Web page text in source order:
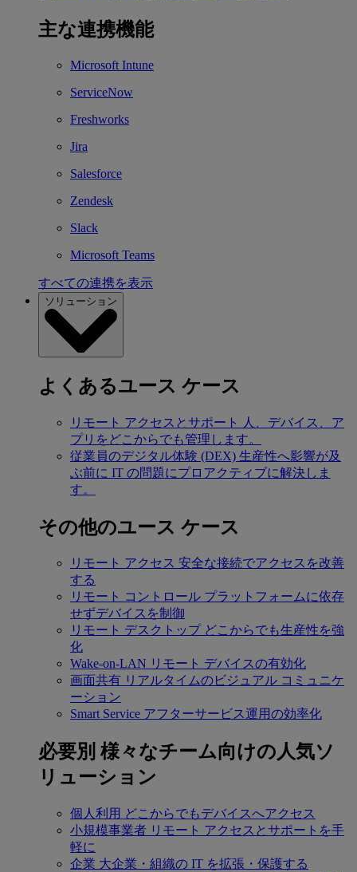
主な連携機能
Microsoft Intune
ServiceNow
Freshworks
Jira
Salesforce
Zendesk
Slack
Microsoft Teams
すべての連携を表示
ソリューション
よくあるユース ケース
リモート アクセスとサポート
人、デバイス、ア
プリをどこからでも管理します。
従業員のデジタル体験 (DEX) 生産性へ影響が及
ぶ前に IT の問題にプロアクティブに解決しま
す。
その他のユース ケース
リモート アクセス 安全な接続でアクセスを改善
する
リモート コントロール プラットフォームに依存
せずデバイスを制御
リモート デスクトップ どこからでも生産性を強
化
Wake-on-LAN リモート デバイスの有効化
画面共有 リアルタイムのビジュアル コミュニケ
ーション
Smart Service アフターサービス運用の効率化
必要別 様々なチーム向けの人気ソ
リューション
個人利用 どこからでもデバイスへアクセス
小規模事業者 リモート アクセスとサポートを手
軽に
企業 大企業・組織の IT を拡張・保護する